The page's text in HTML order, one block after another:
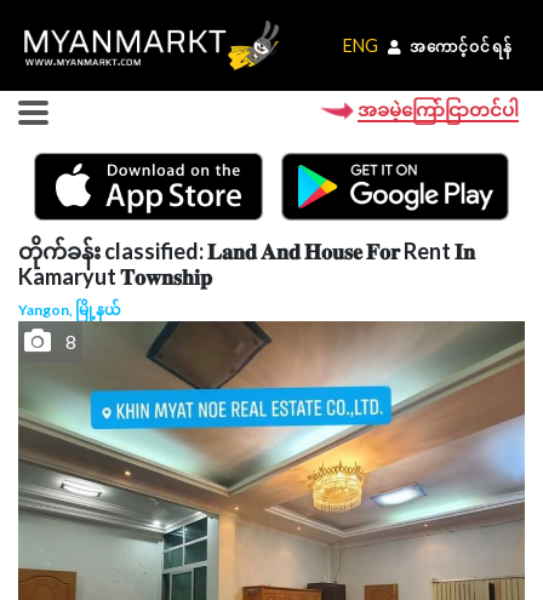
ENG အကောင့်ဝင်ရန်
ENG အကောင့်ဝင်ရန်
အခမဲ့ကြော်ငြာတင်ပါ
တိုက်ခန်း classified: 𝐋𝐚𝐧𝐝 𝐀𝐧𝐝 𝐇𝐨𝐮𝐬𝐞 𝐅𝐨𝐫 Rent 𝐈𝐧
Kamaryut 𝐓𝐨𝐰𝐧𝐬𝐡𝐢𝐩
Yangon, မြို့နယ်
8